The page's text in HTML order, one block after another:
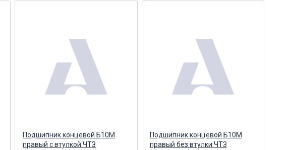
Подшипник концевой Б10М
правый с втулкой ЧТЗ
Подшипник концевой Б10М
правый без втулки ЧТЗ